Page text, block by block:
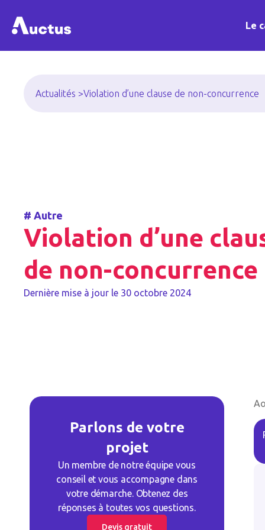
Le
Actualités >Violation d’une clause de non-concurrence
# Autre
Violation d’une
de non-concurrence
Dernière mise à jour le 30 octobre 2024
Parlons de votre
projet
Un membre de notre équipe vous
conseil et vous accompagne dans
votre démarche. Obtenez des
réponses à toutes vos questions.
Devis gratuit